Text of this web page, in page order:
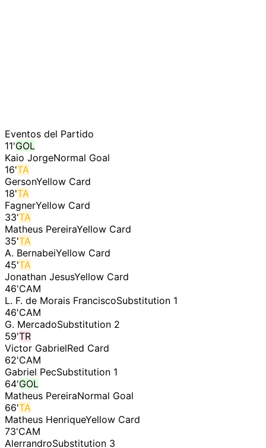
Eventos del Partido
11'GOL
Kaio JorgeNormal Goal
16'TA
GersonYellow Card
18'TA
FagnerYellow Card
33'TA
Matheus PereiraYellow Card
35'TA
A. BernabeiYellow Card
45'TA
Jonathan JesusYellow Card
46'CAM
L. F. de Morais FranciscoSubstitution 1
46'CAM
G. MercadoSubstitution 2
59'TR
Victor GabrielRed Card
62'CAM
Gabriel PecSubstitution 1
64'GOL
Matheus PereiraNormal Goal
66'TA
Matheus HenriqueYellow Card
73'CAM
AlerrandroSubstitution 3